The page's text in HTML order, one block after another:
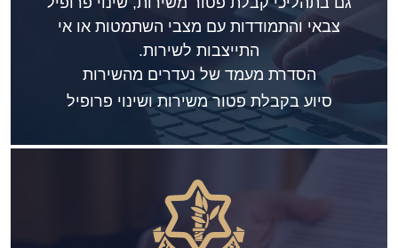
צבאי והתמודדות עם מצבי השתמטות או אי
התייצבות לשירות.
הסדרת מעמד של נעדרים מהשירות
סיוע בקבלת פטור משירות ושינוי פרופיל